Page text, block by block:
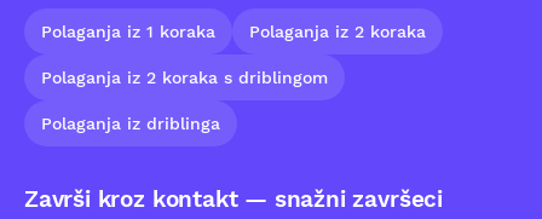
Polaganja iz 1 koraka Polaganja iz 2 koraka
Polaganja iz 2 koraka s driblingom
Polaganja iz driblinga
Završi kroz kontakt — snažni završeci